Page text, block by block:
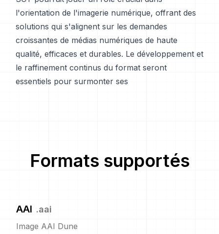
l'orientation de l'imagerie numérique, offrant des
solutions qui s'alignent sur les demandes
croissantes de médias numériques de haute
qualité, efficaces et durables. Le développement et
le raffinement continus du format seront
essentiels pour surmonter ses
Formats supportés
AAI .aai
Image AAI Dune